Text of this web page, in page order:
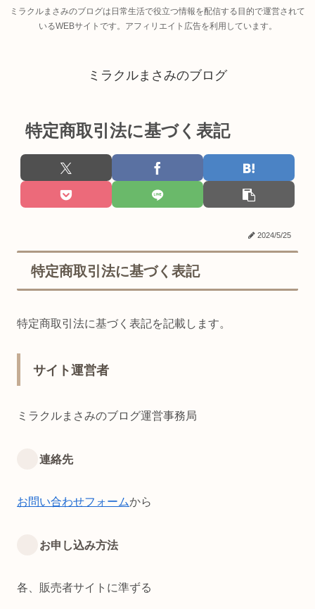
ミラクルまさみのブログは日常生活で役立つ情報を配信する目的で運営されて
いるWEBサイトです。アフィリエイト広告を利用しています。
ミラクルまさみのブログ
特定商取引法に基づく表記
2024/5/25
特定商取引法に基づく表記
特定商取引法に基づく表記を記載します。
サイト運営者
ミラクルまさみのブログ運営事務局
連絡先
お問い合わせフォームから
お申し込み方法
各、販売者サイトに準ずる